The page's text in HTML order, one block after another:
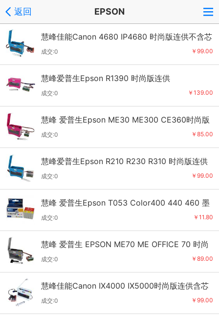
返回 EPSON
慧峰佳能Canon 4680 IP4680 时尚版连供不含芯
片
￥99.00
成交:0
慧峰爱普生Epson R1390 时尚版连供
￥139.00
成交:0
慧峰 爱普生Epson ME30 ME300 CE360时尚版
连供
￥85.00
成交:0
慧峰爱普生Epson R210 R230 R310 时尚版连供
￥99.00
成交:0
慧峰 爱普生Epson T053 Color400 440 460 墨
盒
￥11.80
成交:0
慧峰 爱普生 EPSON ME70 ME OFFICE 70 时尚
版连供
￥89.00
成交:0
慧峰佳能Canon IX4000 IX5000时尚版连供含芯
片
￥99.00
成交:0